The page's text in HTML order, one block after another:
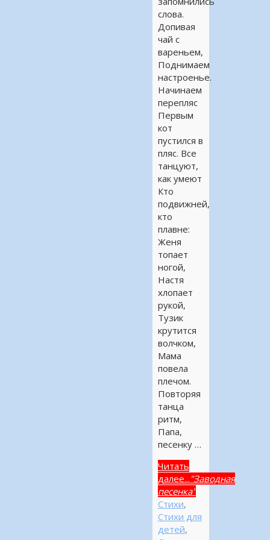
слова.
Допивая
чай с
вареньем,
Поднимаем
настроенье.
Начинаем
перепляс
Первым
кот
пустился в
пляс. Все
танцуют,
как умеют
Кто
подвижней,
кто
плавне:
Женя
топает
ногой,
Настя
хлопает
рукой,
Тузик
крутится
волчком,
Мама
повела
плечом.
Повторяя
танца
ритм,
Папа,
песенку …
Читать
далее... "Заводная
песенка"
Стихи,
Стихи для
детей,